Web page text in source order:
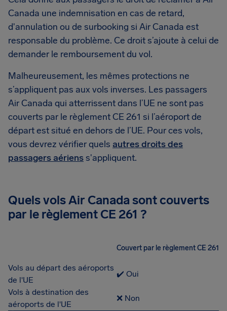
Canada une indemnisation en cas de retard,
d'annulation ou de surbooking si Air Canada est
responsable du problème. Ce droit s’ajoute à celui de
demander le remboursement du vol.
Malheureusement, les mêmes protections ne
s’appliquent pas aux vols inverses. Les passagers
Air Canada qui atterrissent dans l’UE ne sont pas
couverts par le règlement CE 261 si l’aéroport de
départ est situé en dehors de l’UE. Pour ces vols,
vous devrez vérifier quels autres droits des
passagers aérienss'appliquent.
Quels vols Air Canada sont couverts
par le règlement CE 261 ?
Couvert par le règlement CE 261
Vols au départ des aéroports
de l'UE
✔️ Oui
Vols à destination des
aéroports de l'UE
❌ Non